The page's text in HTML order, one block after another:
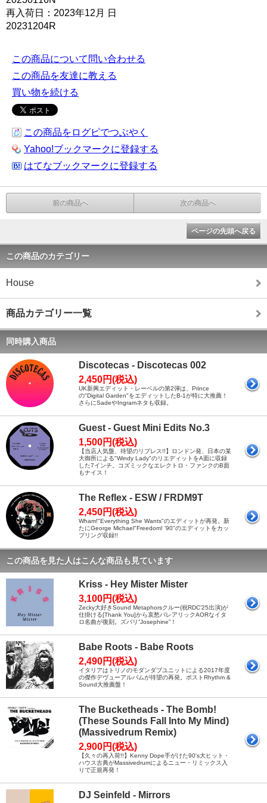
再入荷日：2023年12月 日
20231204R
この商品について問い合わせる
この商品を友達に教える
買い物を続ける
この商品をログピでつぶやく
Yahoo!ブックマークに登録する
はてなブックマークに登録する
前の商品へ 次の商品へ
ページの先頭へ戻る
この商品のカテゴリー
House
商品カテゴリー一覧
同時購入商品
Discotecas - Discotecas 002
2,450円(税込)
UK新興エディット・レーベルの第2弾は、Prince
の"Digital Garden"をエディットしたB-1が特に大推薦！
さらにSadeやIngramネタも収録。
Guest - Guest Mini Edits No.3
1,500円(税込)
【当店人気盤、待望のリプレス!!】ロンドン発、日本の某
大御所による"Windy Lady"のリエディットをA面に収録
した7インチ。コズミックなエレクトロ・ファンクのB面
もナイス！
The Reflex - ESW / FRDM9T
2,450円(税込)
Wham!"Everything She Wants"のエディットが再発。新
たにGeorge Michael"Freedom! '90"のエディットをカッ
プリング収録!!
この商品を見た人はこんな商品も見ています
Kriss - Hey Mister Mister
3,100円(税込)
Zecky大好きSound Metaphorsクルー(祝RDC’25出演)が
仕掛ける[Thank You]から哀愁バレアリックAORなイタ
ロ名曲が復刻。ズバリ”Josephine”！
Babe Roots - Babe Roots
2,490円(税込)
イタリアはトリノのモダンダブユニットによる2017年度
の傑作デヴューアルバムが待望の再発。ポストRhythm &
Sound大推薦盤！
The Bucketheads - The Bomb!
(These Sounds Fall Into My Mind)
(Massivedrum Remix)
2,900円(税込)
【久々の再入荷!!】Kenny Dope手がけた90's大ヒット・
ハウス古典がMassivedrumによるニュー・リミックス入
りで正規再発！
DJ Seinfeld - Mirrors